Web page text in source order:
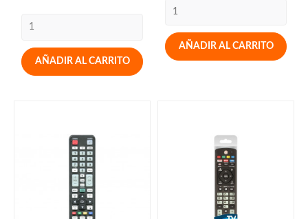
AÑADIR AL CARRITO
AÑADIR AL CARRITO